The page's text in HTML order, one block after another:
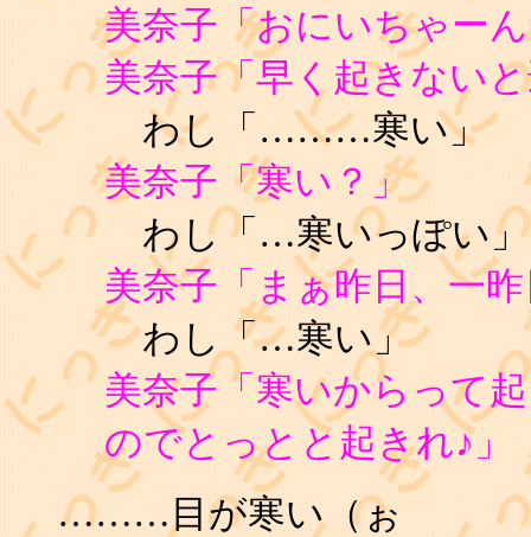
美奈子「おにいちゃー
美奈子「早く起きない
わし「………寒い」
美奈子「寒い？」
わし「…寒いっぽい」
美奈子「まぁ昨日、一
わし「…寒い」
美奈子「寒いからって
のでとっとと起きれ♪」
………目が寒い（ぉ